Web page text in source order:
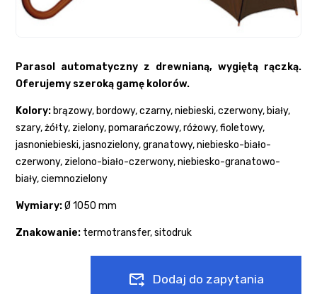
Parasol automatyczny z drewnianą, wygiętą rączką.
Oferujemy szeroką gamę kolorów.
Kolory: brązowy, bordowy, czarny, niebieski, czerwony, biały,
szary, żółty, zielony, pomarańczowy, różowy, fioletowy,
jasnoniebieski, jasnozielony, granatowy, niebiesko-biało-
czerwony, zielono-biało-czerwony, niebiesko-granatowo-
biały, ciemnozielony
Wymiary:Ø1050 mm
Znakowanie: termotransfer, sitodruk
Dodaj do zapytania